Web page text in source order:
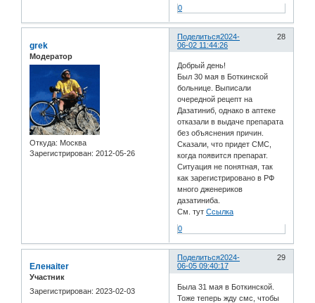
0
Поделиться 28
2024-
06-02 11:44:26
grek
Модератор
Откуда: Москва
Зарегистрирован: 2012-05-26
Добрый день!
Был 30 мая в Боткинской
больнице. Выписали
очередной рецепт на
Дазатиниб, однако в аптеке
отказали в выдаче препарата
без объяснения причин.
Сказали, что придет СМС,
когда появится препарат.
Ситуация не понятная, так
как зарегистрировано в РФ
много дженериков
дазатиниба.
См. тутСсылка
0
Поделиться 29
2024-
06-05 09:40:17
Еленаiter
Участник
Зарегистрирован: 2023-02-03
Была 31 мая в Боткинской.
Тоже теперь жду смс, чтобы